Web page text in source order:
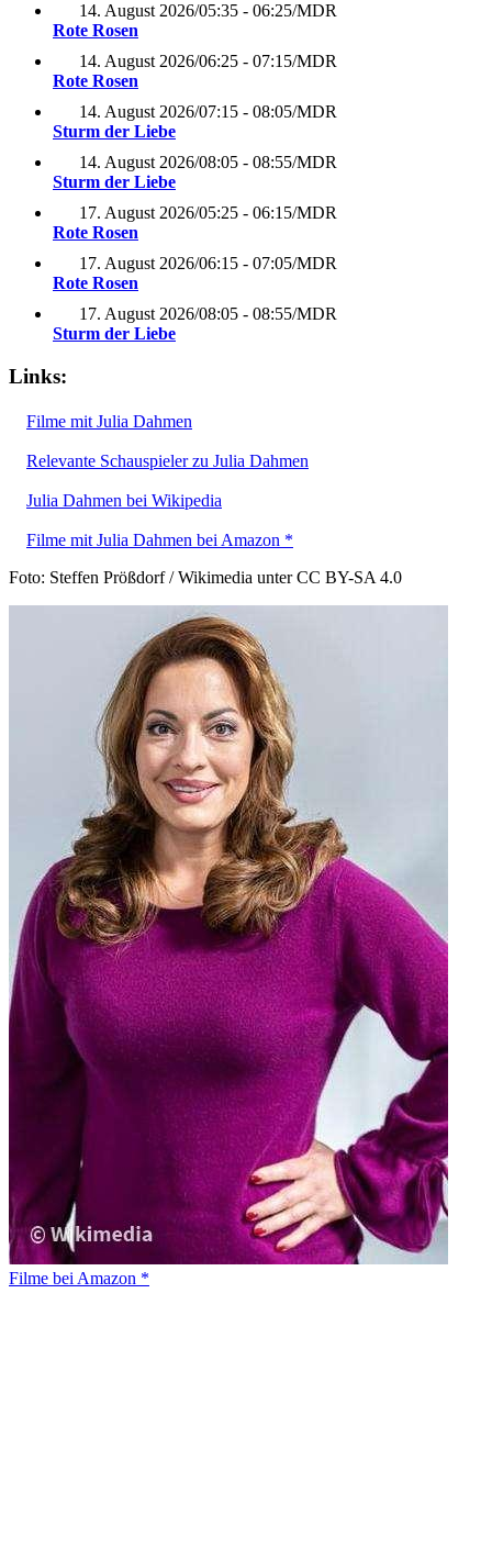
14. August 2026/05:35 - 06:25/MDR
Rote Rosen
14. August 2026/06:25 - 07:15/MDR
Rote Rosen
14. August 2026/07:15 - 08:05/MDR
Sturm der Liebe
14. August 2026/08:05 - 08:55/MDR
Sturm der Liebe
17. August 2026/05:25 - 06:15/MDR
Rote Rosen
17. August 2026/06:15 - 07:05/MDR
Rote Rosen
17. August 2026/08:05 - 08:55/MDR
Sturm der Liebe
Links:
Filme mit Julia Dahmen
Relevante Schauspieler zu Julia Dahmen
Julia Dahmen bei Wikipedia
Filme mit Julia Dahmen bei Amazon *
Foto: Steffen Prößdorf / Wikimedia unter CC BY-SA 4.0
Filme bei Amazon *